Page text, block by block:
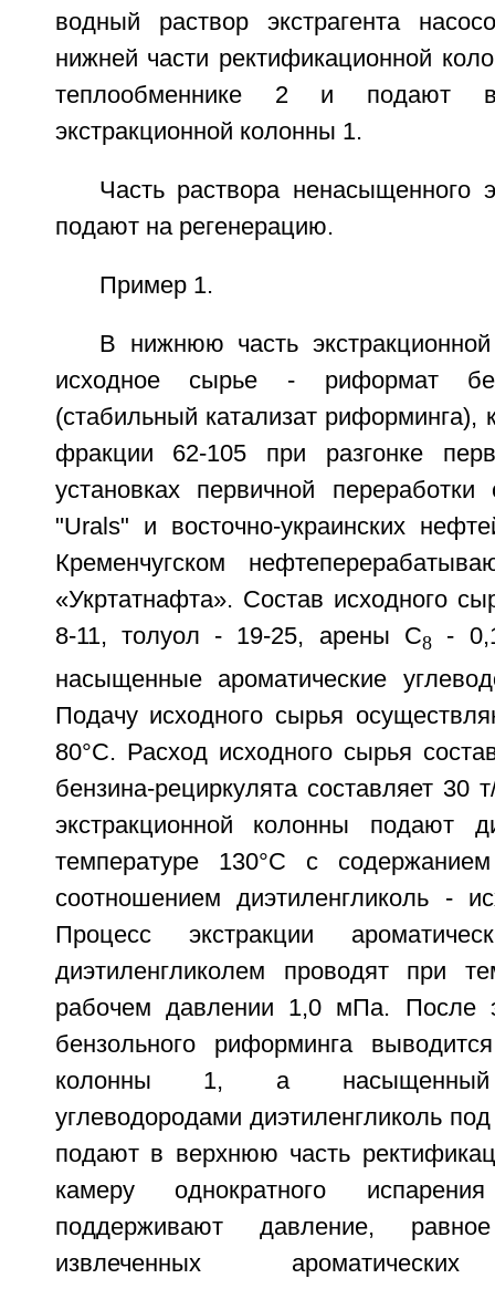
водный раствор экстрагента
нижней части ректификационной
теплообменнике 2 и подают
экстракционной колонны 1.
Часть раствора ненасыщенного
подают на регенерацию.
Пример 1.
В нижнюю часть
исходное сырье - риформат
(стабильный катализат риформинга),
фракции 62-105 при разгонке
установках первичной
"Urals" и восточно-украинских
Кременчугском
«Укртатнафта». Состав исходного
8-11, толуол - 19-25, арены C8
-
насыщенные ароматические
Подачу исходного сырья
80°С. Расход исходного сырья
бензина-рециркулята составляет 30
экстракционной колонны подают
температуре 130°C с
соотношением диэтиленгликоль -
Процесс экстракции
диэтиленгликолем проводят при
рабочем давлении 1,0 мПа. После
бензольного риформинга
колонны 1, а насыщенный
углеводородами диэтиленгликоль
подают в верхнюю часть
камеру однократного
поддерживают давление,
извлеченных ароматических